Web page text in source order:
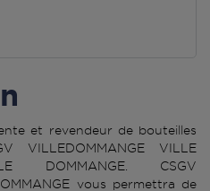
et revendeur de bouteilles
VILLEDOMMANGE VILLE
DOMMANGE. CSGV
vous permettra de